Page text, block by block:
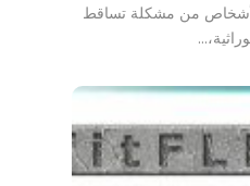
من مشكلة تساقط